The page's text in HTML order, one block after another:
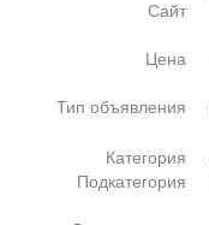
Сайт
Цена
Тип объявления
Категория
Подкатегория